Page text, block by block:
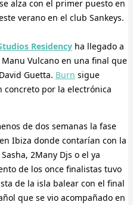
alza con el primer puesto en
verano en el club Sankeys.
Residency ha llegado a
Vulcano en una final que
Guetta. Burn sigue
concreto por la electrónica
de dos semanas la fase
Ibiza donde contarían con la
2Many Djs o el ya
de los once finalistas tuvo
de la isla balear con el final
que se vio acompañado en